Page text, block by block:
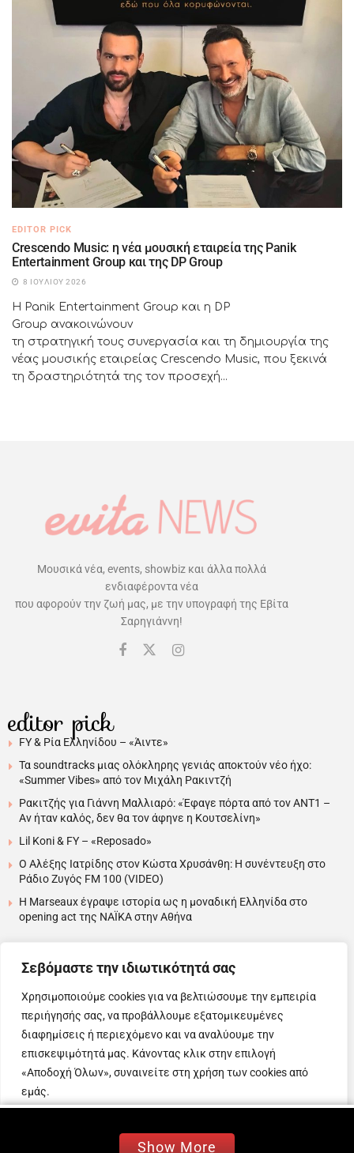
Σεβόμαστε την ιδιωτικότητά σας
Χρησιμοποιούμε cookies για να βελτιώσουμε την εμπειρία
περιήγησής σας, να προβάλλουμε εξατομικευμένες
διαφημίσεις ή περιεχόμενο και να αναλύουμε την
επισκεψιμότητά μας. Κάνοντας κλικ στην επιλογή
«Αποδοχή Όλων», συναινείτε στη χρήση των cookies από
εμάς.
Απόρριψη όλων
EDITOR PICK
Crescendo Music: η νέα μουσική εταιρεία της Panik
Entertainment Group και της DP Group
8 ΙΟΥΛΊΟΥ 2026
Η Panik Entertainment Group και η DP
Group ανακοινώνουν
τη στρατηγική τους συνεργασία και τη δημιουργία της
νέας μουσικής εταιρείας Crescendo Music, που ξεκινά
τη δραστηριότητά της τον προσεχή...
Μουσικά νέα, events, showbiz και άλλα πολλά
ενδιαφέροντα νέα
που αφορούν την ζωή μας, με την υπογραφή της Εβίτα
Σαρηγιάννη!
editor pick
FY & Ρία Ελληνίδου – «Άιντε»
Τα soundtracks μιας ολόκληρης γενιάς αποκτούν νέο ήχο:
«Summer Vibes» από τον Μιχάλη Ρακιντζή
Ρακιτζής για Γιάννη Μαλλιαρό: «Έφαγε πόρτα από τον ΑΝΤ1 –
Αν ήταν καλός, δεν θα τον άφηνε η Κουτσελίνη»
Lil Koni & FY – «Reposado»
Ο Αλέξης Ιατρίδης στον Κώστα Χρυσάνθη: Η συνέντευξη στο
Ράδιο Ζυγός FM 100 (VIDEO)
H Marseaux έγραψε ιστορία ως η μοναδική Ελληνίδα στο
opening act της NAÏKA στην Αθήνα
….
Copyright © 2025 Evita News. All Rights Reserved.
Όροι Χρήσης|Πολιτική Απορρήτου |Πολιτική Cookies
Show More